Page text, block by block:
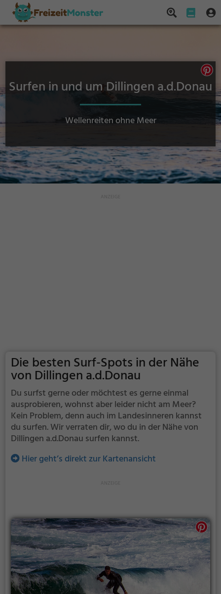
Surfen in und um Dillingen a.d.Donau
Wellenreiten ohne Meer
Die besten Surf-Spots in der Nähe
von Dillingen a.d.Donau
Du surfst gerne oder möchtest es gerne einmal
ausprobieren, wohnst aber leider nicht am Meer?
Kein Problem, denn auch im Landesinneren kannst
du surfen. Wir verraten dir, wo du in der Nähe von
Dillingen a.d.Donau surfen kannst.
Hier geht’s direkt zur Kartenansicht